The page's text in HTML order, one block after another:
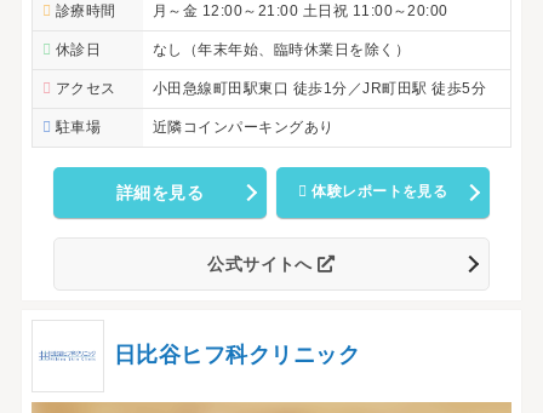
診療時間 月～金 12:00～21:00 土日祝 11:00～20:00
休診日 なし（年末年始、臨時休業日を除く）
アクセス 小田急線町田駅東口 徒歩1分／JR町田駅 徒歩5分
駐車場 近隣コインパーキングあり
詳細を見る 体験レポートを見る
公式サイトへ
日比谷ヒフ科クリニック